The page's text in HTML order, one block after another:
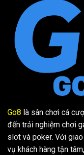
Go8 là sân chơi cá
đến trải nghiệm chơi
slot và poker. Với
vụ khách hàng tận